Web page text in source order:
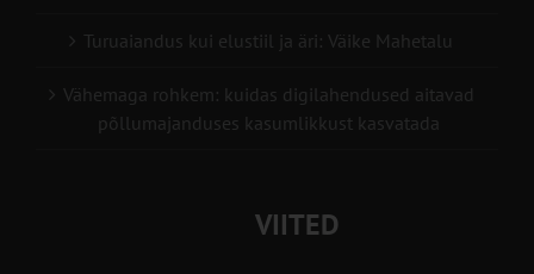
Turuaiandus kui elustiil ja äri: Väike Mahetalu
Vähemaga rohkem: kuidas digilahendused aitavad
põllumajanduses kasumlikkust kasvatada
VIITED